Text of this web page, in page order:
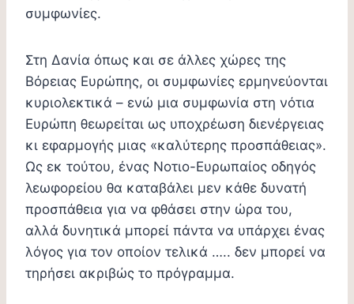
συμφωνίες.
Στη Δανία όπως και σε άλλες χώρες της
Βόρειας Ευρώπης, οι συμφωνίες ερμηνεύονται
κυριολεκτικά – ενώ μια συμφωνία στη νότια
Ευρώπη θεωρείται ως υποχρέωση διενέργειας
κι εφαρμογής μιας «καλύτερης προσπάθειας».
Ως εκ τούτου, ένας Νοτιο-Ευρωπαίος οδηγός
λεωφορείου θα καταβάλει μεν κάθε δυνατή
προσπάθεια για να φθάσει στην ώρα του,
αλλά δυνητικά μπορεί πάντα να υπάρχει ένας
λόγος για τον οποίον τελικά ….. δεν μπορεί να
τηρήσει ακριβώς το πρόγραμμα.